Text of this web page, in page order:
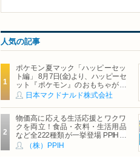
人気の記事
ポケモン夏マック「ハッピーセッ
ト編」 8月7日(金)より、ハッピーセ
ット『ポケモン』のおもちゃが期
間限定登場
日本マクドナルド株式会社
物価高に応える生活応援とワクワ
クを両立！食品・衣料・生活用品
など全222種類が一挙登場 PPIHグ
ループ「夏福袋」＆セール 8月6日
(木)より順次スタート
（株）PPIH